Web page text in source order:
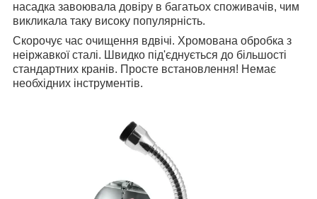
насадка завоювала довіру в багатьох споживачів, чим
викликала таку високу популярність.
Скорочує час очищення вдвічі. Хромована обробка з
неіржавкої сталі. Швидко під'єднується до більшості
стандартних кранів. Просте встановлення! Немає
необхідних інструментів.